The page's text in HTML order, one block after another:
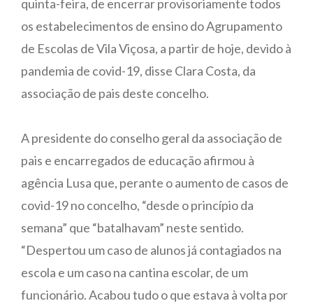
quinta-feira, de encerrar provisoriamente todos
os estabelecimentos de ensino do Agrupamento
de Escolas de Vila Viçosa, a partir de hoje, devido à
pandemia de covid-19, disse Clara Costa, da
associação de pais deste concelho.
A presidente do conselho geral da associação de
pais e encarregados de educação afirmou à
agência Lusa que, perante o aumento de casos de
covid-19 no concelho, “desde o princípio da
semana” que “batalhavam” neste sentido.
“Despertou um caso de alunos já contagiados na
escola e um caso na cantina escolar, de um
funcionário. Acabou tudo o que estava à volta por